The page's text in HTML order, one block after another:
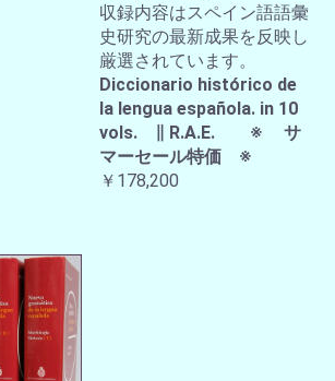
収録内容はスペイン語語彙
史研究の最新成果を反映し
厳選されています。
Diccionario histórico de
la lengua española. in 10
vols. ∥ R.A.E. ※ サ
マーセール特価 ※
￥178,200